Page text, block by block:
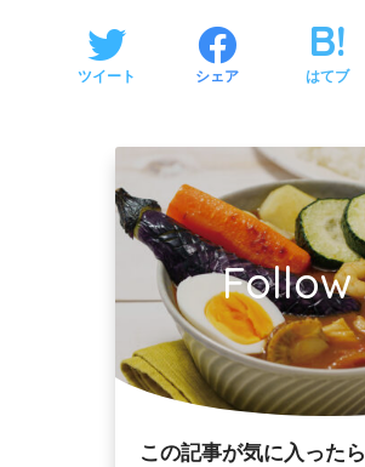
ツイート シェア はてブ
Follow
この記事が気に入った